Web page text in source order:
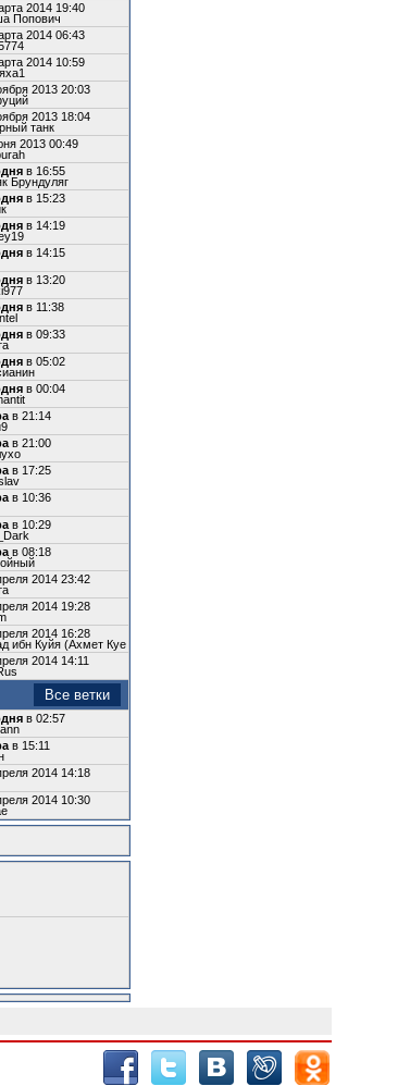
2014 19:40
Попович
2014 06:43
2014 10:59
2013 20:03
2013 18:04
танк
2013 00:49
в 16:55
Брундуляг
в 15:23
в 14:19
в 14:15
в 13:20
в 11:38
в 09:33
в 05:02
в 00:04
в 21:14
в 21:00
в 17:25
в 10:36
в 10:29
в 08:18
2014 23:42
2014 19:28
2014 16:28
ибн Куйя (Ахмет Куе
2014 14:11
Все ветки
в 02:57
в 15:11
2014 14:18
2014 10:30